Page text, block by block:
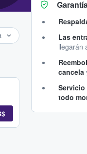
Las
llegarán
cancela
todo